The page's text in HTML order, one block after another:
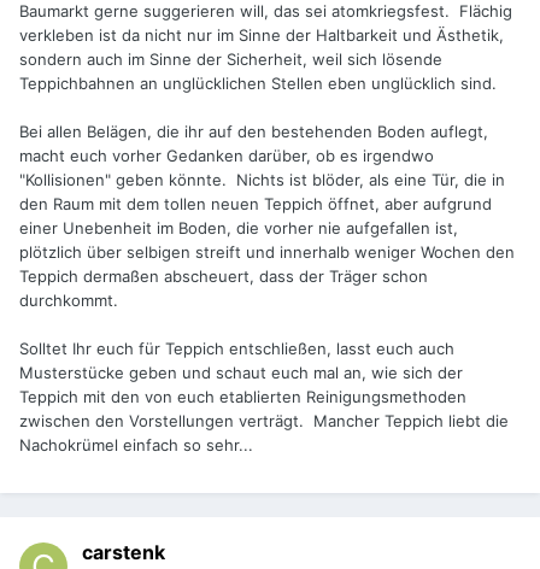
Baumarkt gerne suggerieren will, das sei atomkriegsfest. Flächig
verkleben ist da nicht nur im Sinne der Haltbarkeit und Ästhetik,
sondern auch im Sinne der Sicherheit, weil sich lösende
Teppichbahnen an unglücklichen Stellen eben unglücklich sind.
Bei allen Belägen, die ihr auf den bestehenden Boden auflegt,
macht euch vorher Gedanken darüber, ob es irgendwo
"Kollisionen" geben könnte. Nichts ist blöder, als eine Tür, die in
den Raum mit dem tollen neuen Teppich öffnet, aber aufgrund
einer Unebenheit im Boden, die vorher nie aufgefallen ist,
plötzlich über selbigen streift und innerhalb weniger Wochen den
Teppich dermaßen abscheuert, dass der Träger schon
durchkommt.
Solltet Ihr euch für Teppich entschließen, lasst euch auch
Musterstücke geben und schaut euch mal an, wie sich der
Teppich mit den von euch etablierten Reinigungsmethoden
zwischen den Vorstellungen verträgt. Mancher Teppich liebt die
Nachokrümel einfach so sehr...
carstenk